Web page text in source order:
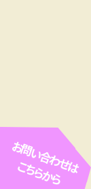
お問い合わせは
こちらから